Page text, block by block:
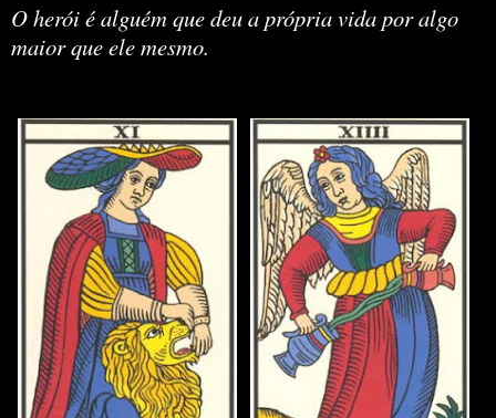
O herói é alguém que deu a própria vida por algo
maior que ele mesmo.